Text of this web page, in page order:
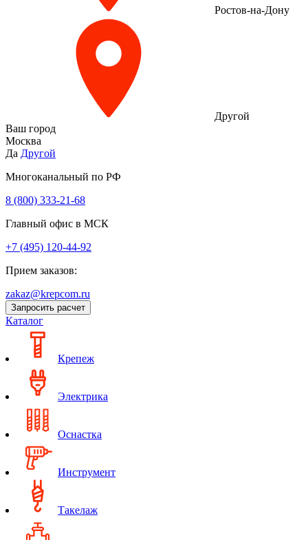
Ростов-на-Дону
Другой
Ваш город
Москва
Да Другой
Многоканальный по РФ
8 (800) 333‑21-68
Главный офис в МСК
+7 (495) 120-44-92
Прием заказов:
zakaz@krepcom.ru
Запросить расчет
Каталог
Крепеж
Электрика
Оснастка
Инструмент
Такелаж